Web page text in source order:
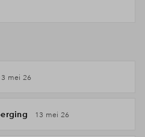
mei 26
13 mei 26